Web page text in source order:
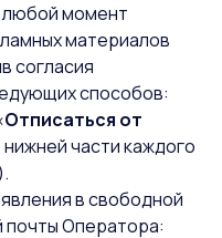
любой момент
материалов
согласия
способов:
Отписаться от
части каждого
в свободной
Оператора: